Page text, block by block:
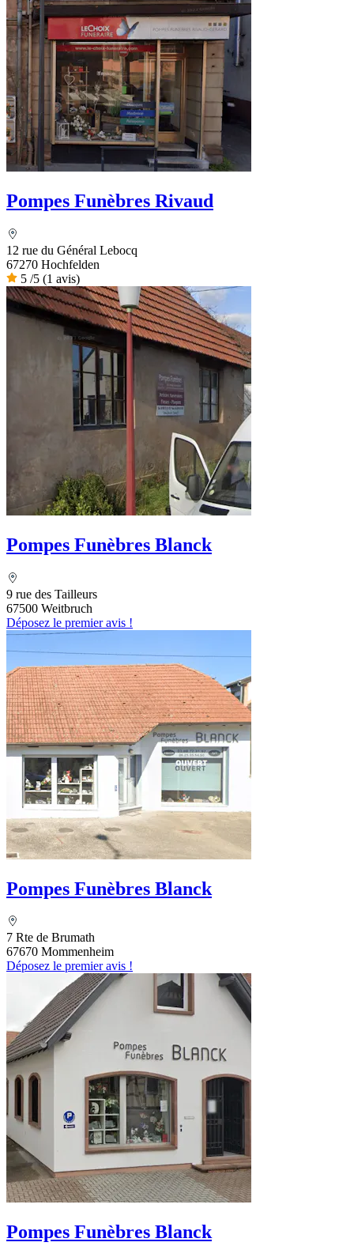
Pompes Funèbres Rivaud
12 rue du Général Lebocq
67270 Hochfelden
5 /5 (1 avis)
Pompes Funèbres Blanck
9 rue des Tailleurs
67500 Weitbruch
Déposez le premier avis !
Pompes Funèbres Blanck
7 Rte de Brumath
67670 Mommenheim
Déposez le premier avis !
Pompes Funèbres Blanck